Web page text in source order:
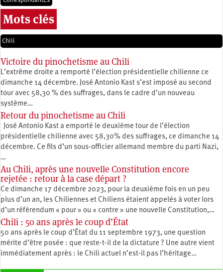
Mots clés
Chili
Victoire du pinochetisme au Chili
L’extrême droite a remporté l’élection présidentielle chilienne ce
dimanche 14 décembre. José Antonio Kast s’est imposé au second
tour avec 58,30 % des suffrages, dans le cadre d’un nouveau
système…
Retour du pinochetisme au Chili
José Antonio Kast a emporté le deuxième tour de l’élection
présidentielle chilienne avec 58,30% des suffrages, ce dimanche 14
décembre. Ce fils d’un sous-officier allemand membre du parti Nazi,
…
Au Chili, après une nouvelle Constitution encore
rejetée : retour à la case départ ?
Ce dimanche 17 décembre 2023, pour la deuxième fois en un peu
plus d’un an, les Chiliennes et Chiliens étaient appelés à voter lors
d’un référendum « pour » ou « contre » une nouvelle Constitution,…
Chili : 50 ans après le coup d’État
50 ans après le coup d’État du 11 septembre 1973, une question
mérite d’être posée : que reste-t-il de la dictature ? Une autre vient
immédiatement après : le Chili actuel n’est-il pas l’héritage…